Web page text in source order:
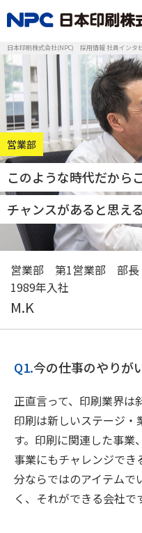
日本印刷株式会社(NPC) 採用情報 社員インタ
営業部
このような時代だから
チャンスがあると思え
営業部 第1営業部 部長
1989年入社
M.K
Q1.今の仕事のやりが
正直言って、印刷業界は
印刷は新しいステージ・
す。印刷に関連した事業
事業にもチャレンジでき
分ならではのアイテムで
く、それができる会社で